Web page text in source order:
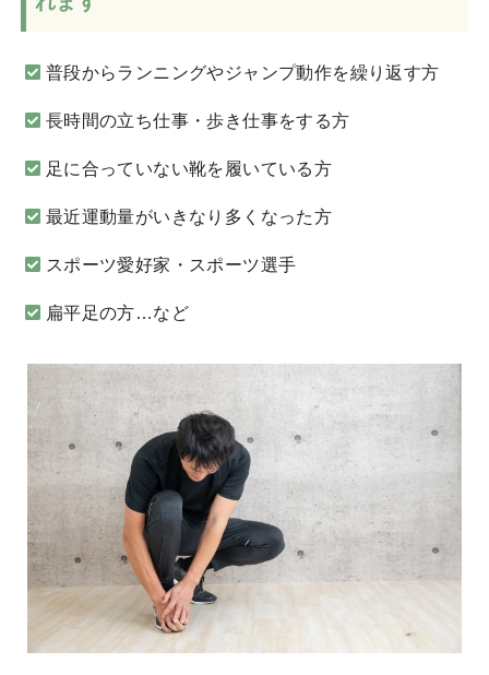
普段からランニングやジャンプ動作を繰り返す方
長時間の立ち仕事・歩き仕事をする方
足に合っていない靴を履いている方
最近運動量がいきなり多くなった方
スポーツ愛好家・スポーツ選手
扁平足の方…など